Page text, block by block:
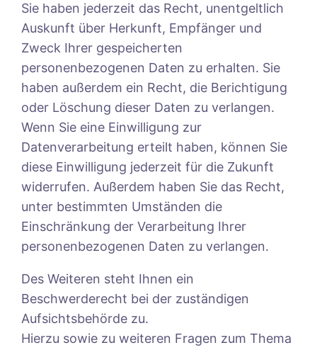
Sie haben jederzeit das Recht, unentgeltlich
Auskunft über Herkunft, Empfänger und
Zweck Ihrer gespeicherten
personenbezogenen Daten zu erhalten. Sie
haben außerdem ein Recht, die Berichtigung
oder Löschung dieser Daten zu verlangen.
Wenn Sie eine Einwilligung zur
Datenverarbeitung erteilt haben, können Sie
diese Einwilligung jederzeit für die Zukunft
widerrufen. Außerdem haben Sie das Recht,
unter bestimmten Umständen die
Einschränkung der Verarbeitung Ihrer
personenbezogenen Daten zu verlangen.
Des Weiteren steht Ihnen ein
Beschwerderecht bei der zuständigen
Aufsichtsbehörde zu.
Hierzu sowie zu weiteren Fragen zum Thema